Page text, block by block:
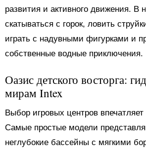
развития и активного движения. В
скатываться с горок, ловить
играть с надувными фигурками и
собственные водные приключения.
Оазис детского восторга:
мирам Intex
Выбор игровых центров
Самые простые модели
неглубокие бассейны с мягкими